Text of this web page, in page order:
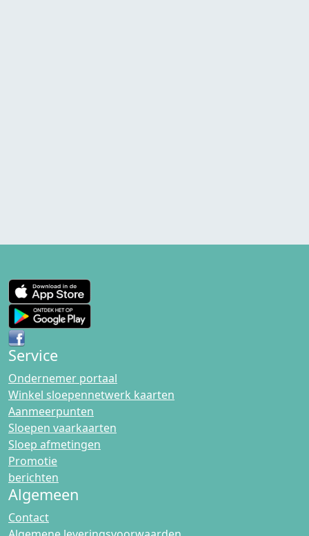
Service
Ondernemer portaal
Winkel sloepennetwerk kaarten
Aanmeerpunten
Sloepen vaarkaarten
Sloep afmetingen
Promotie
berichten
Algemeen
Contact